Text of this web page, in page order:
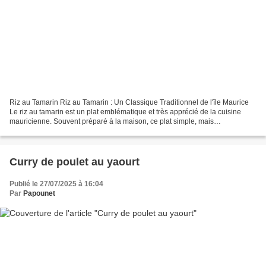
Riz au Tamarin Riz au Tamarin : Un Classique Traditionnel de l'île Maurice
Le riz au tamarin est un plat emblématique et très apprécié de la cuisine
mauricienne. Souvent préparé à la maison, ce plat simple, mais
Curry de poulet au yaourt
Publié le 27/07/2025 à 16:04
Par Papounet